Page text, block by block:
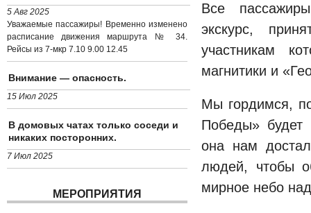
Все
экскурс,
участникам
магнитики и
Мы гордимся,
Победы» будет
она нам
людей, чтобы
мирное небо
5 Авг 2025
Уважаемые пассажиры! Временно изменено
расписание движения маршрута № 34.
Рейсы из 7-мкр 7.10 9.00 12.45
Внимание — опасность.
15 Июл 2025
В домовых чатах только соседи и
никаких посторонних.
7 Июл 2025
МЕРОПРИЯТИЯ